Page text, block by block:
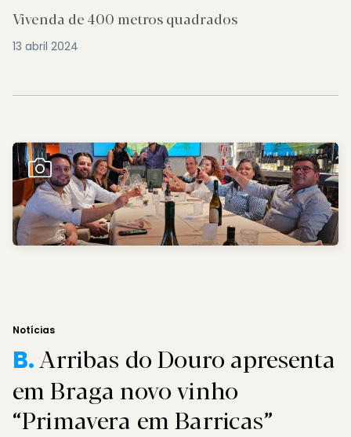
Vivenda de 400 metros quadrados
13 abril 2024
Notícias
B.Arribas do Douro apresenta
em Braga novo vinho
“Primavera em Barricas”